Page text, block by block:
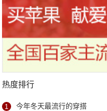
热度排行
1 今年冬天最流行的穿搭